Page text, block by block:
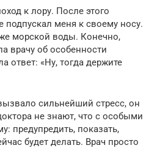
к лору. После этого
подпускал меня к своему носу.
морской воды. Конечно,
врачу об особенности
ответ: «Ну, тогда держите
сильнейший стресс, он
не знают, что с особыми
предупредить, показать,
будет делать. Врач просто